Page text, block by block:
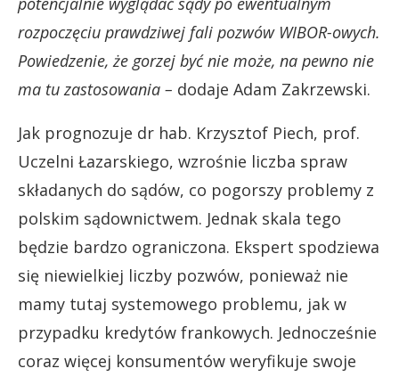
rozpoczęciu prawdziwej fali pozwów WIBOR-owych.
Powiedzenie, że gorzej być nie może, na pewno nie
ma tu zastosowania – dodaje Adam Zakrzewski.
Jak prognozuje dr hab. Krzysztof Piech, prof.
Uczelni Łazarskiego, wzrośnie liczba spraw
składanych do sądów, co pogorszy problemy z
polskim sądownictwem. Jednak skala tego
będzie bardzo ograniczona. Ekspert spodziewa
się niewielkiej liczby pozwów, ponieważ nie
mamy tutaj systemowego problemu, jak w
przypadku kredytów frankowych. Jednocześnie
coraz więcej konsumentów weryfikuje swoje